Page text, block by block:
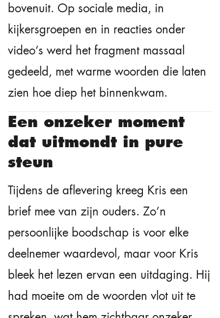
bovenuit. Op sociale media, in
kijkersgroepen en in reacties onder
video’s werd het fragment massaal
gedeeld, met warme woorden die laten
zien hoe diep het binnenkwam.
Een onzeker moment
dat uitmondt in pure
steun
Tijdens de aflevering kreeg Kris een
brief mee van zijn ouders. Zo’n
persoonlijke boodschap is voor elke
deelnemer waardevol, maar voor Kris
bleek het lezen ervan een uitdaging. Hij
had moeite om de woorden vlot uit te